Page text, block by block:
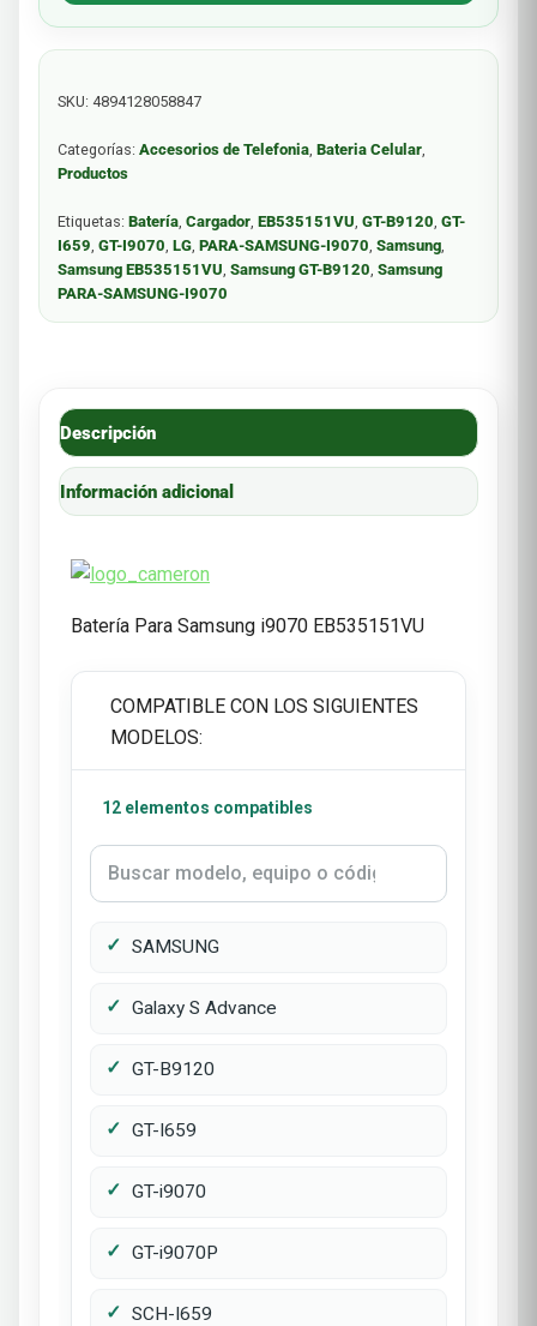
SKU: 4894128058847
Categorías: Accesorios de Telefonia, Bateria Celular,
Productos
Etiquetas: Batería, Cargador, EB535151VU, GT-B9120, GT-
I659, GT-I9070, LG, PARA-SAMSUNG-I9070, Samsung,
Samsung EB535151VU, Samsung GT-B9120, Samsung
PARA-SAMSUNG-I9070
Descripción
Información adicional
Batería Para Samsung i9070 EB535151VU
COMPATIBLE CON LOS SIGUIENTES
MODELOS:
12 elementos compatibles
SAMSUNG
Galaxy S Advance
GT-B9120
GT-I659
GT-i9070
GT-i9070P
SCH-I659